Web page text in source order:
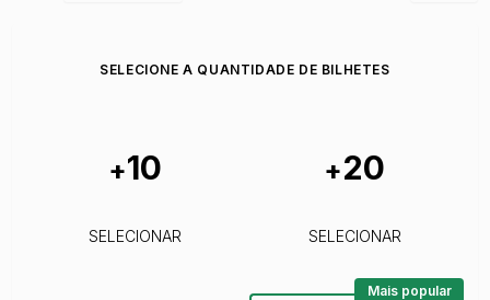
SELECIONE A QUANTIDADE DE BILHETES
+10
SELECIONAR
+20
SELECIONAR
Mais popular